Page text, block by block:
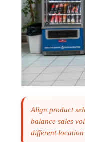
Align product
balance sales
different location